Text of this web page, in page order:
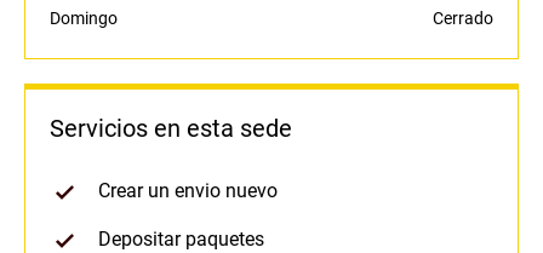
Domingo
Cerrado
Servicios en esta sede
Crear un envio nuevo
Depositar paquetes